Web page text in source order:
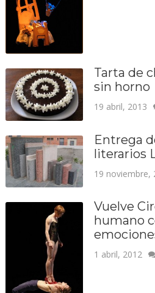
Tarta de
sin horno
19 abril, 2013
Entrega
literarios
19 noviembre,
Vuelve
humano
1 abril, 2012